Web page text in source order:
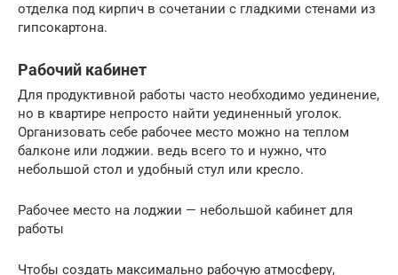
отделка под кирпич в сочетании с гладкими стенами из
гипсокартона.
Рабочий кабинет
Для продуктивной работы часто необходимо уединение,
но в квартире непросто найти уединенный уголок.
Организовать себе рабочее место можно на теплом
балконе или лоджии. ведь всего то и нужно, что
небольшой стол и удобный стул или кресло.
Рабочее место на лоджии — небольшой кабинет для
работы
Чтобы создать максимально рабочую атмосферу,